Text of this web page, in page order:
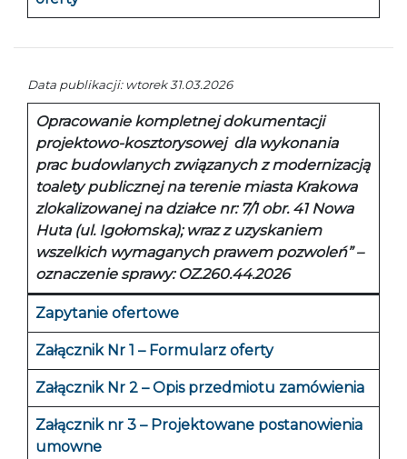
Data publikacji: wtorek 31.03.2026
Opracowanie kompletnej dokumentacji
projektowo-kosztorysowej dla wykonania
prac budowlanych związanych z modernizacją
toalety publicznej na terenie miasta Krakowa
zlokalizowanej na działce nr: 7/1 obr. 41 Nowa
Huta (ul. Igołomska); wraz z uzyskaniem
wszelkich wymaganych prawem pozwoleń” –
oznaczenie sprawy: OZ.260.44.2026
Zapytanie ofertowe
Załącznik Nr 1 – Formularz oferty
Załącznik Nr 2 – Opis przedmiotu zamówienia
Załącznik nr 3 – Projektowane postanowienia
umowne